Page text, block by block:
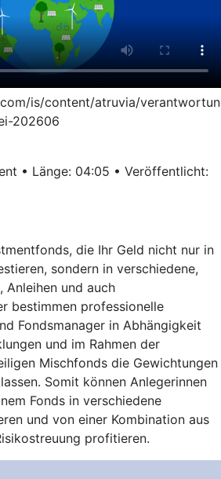
is/content/atruvia/
202606
• Länge: 04:05 • Veröffentlicht:
die Ihr Geld nicht nur in
sondern in verschiedene,
Anleihen und auch
bestimmen professionelle
Fondsmanager in Abhängigkeit
und im Rahmen der
Mischfonds die Gewichtungen
Somit können Anlegerinnen
Fonds in verschiedene
und von einer Kombination aus
profitieren.